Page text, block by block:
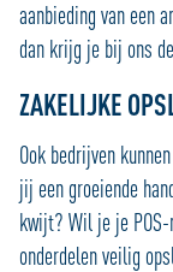
aanbieding van een
dan krijg je bij ons
ZAKELIJKE
Ook bedrijven
jij een groeiende
kwijt? Wil je je
onderdelen veilig